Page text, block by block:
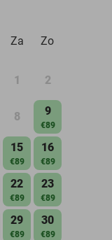
Za Zo
1 2
8 9
€89
15
€89
16
€89
22
€89
23
€89
29
€89
30
€89